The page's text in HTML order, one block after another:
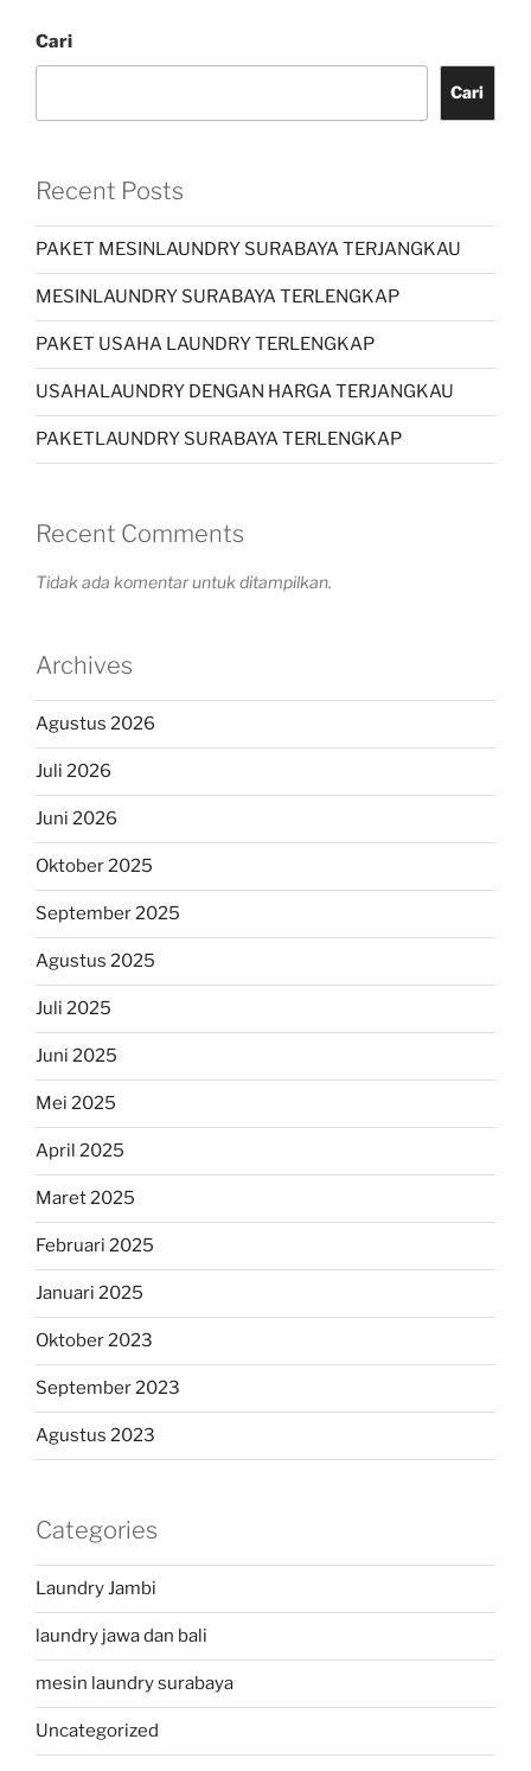
Cari
Cari
Recent Posts
PAKET MESINLAUNDRY SURABAYA TERJANGKAU
MESINLAUNDRY SURABAYA TERLENGKAP
PAKET USAHA LAUNDRY TERLENGKAP
USAHALAUNDRY DENGAN HARGA TERJANGKAU
PAKETLAUNDRY SURABAYA TERLENGKAP
Recent Comments
Tidak ada komentar untuk ditampilkan.
Archives
Agustus 2026
Juli 2026
Juni 2026
Oktober 2025
September 2025
Agustus 2025
Juli 2025
Juni 2025
Mei 2025
April 2025
Maret 2025
Februari 2025
Januari 2025
Oktober 2023
September 2023
Agustus 2023
Categories
Laundry Jambi
laundry jawa dan bali
mesin laundry surabaya
Uncategorized